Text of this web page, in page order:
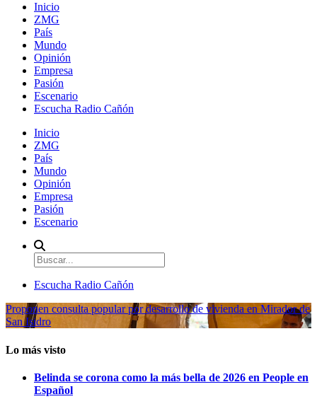
Inicio
ZMG
País
Mundo
Opinión
Empresa
Pasión
Escenario
Escucha Radio Cañón
Inicio
ZMG
País
Mundo
Opinión
Empresa
Pasión
Escenario
Escucha Radio Cañón
Proponen consulta popular por desarrollo de vivienda en Mirador de
San Isidro
Lo más visto
Belinda se corona como la más bella de 2026 en People en
Español